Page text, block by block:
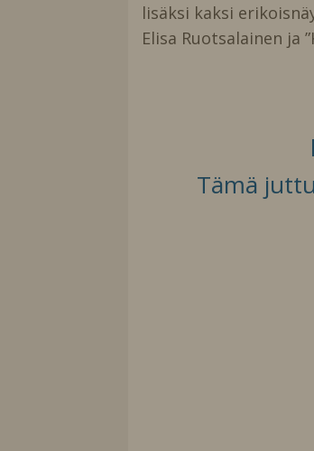
lisäksi kaksi
Elisa Ruotsalainen ja
Tämä